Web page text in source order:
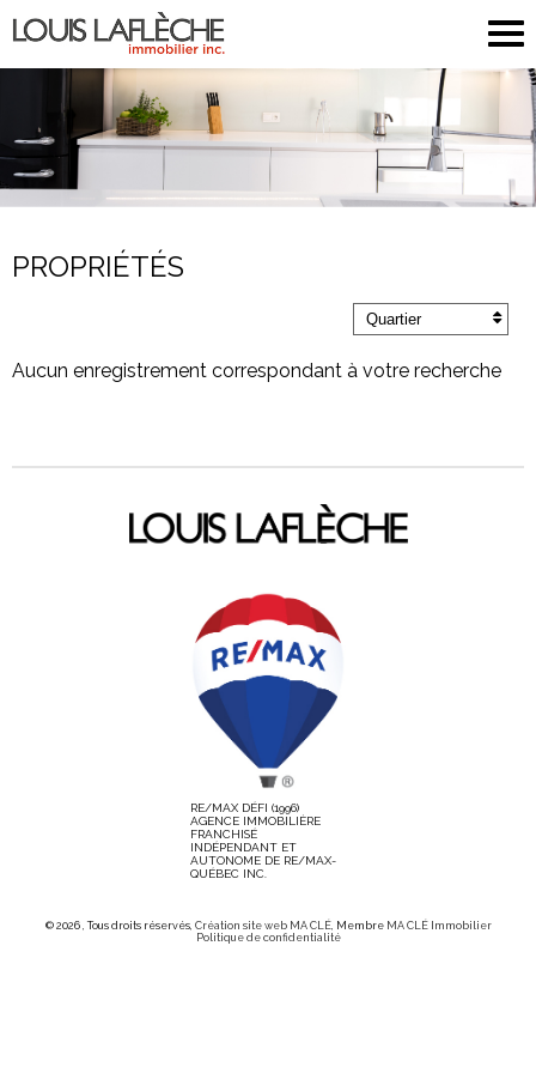
PROPRIÉTÉS
Quartier
Aucun enregistrement correspondant à votre recherche
RE/MAX DÉFI (1996)
AGENCE IMMOBILIÈRE
FRANCHISÉ
INDÉPENDANT ET
AUTONOME DE RE/MAX-
QUÉBEC INC.
© 2026 , Tous droits réservés, Création site web MA CLÉ, Membre MA CLÉ Immobilier
Politique de confidentialité